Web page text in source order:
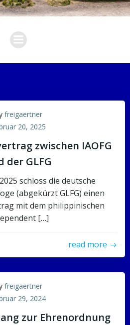
freigaertner
20, 2025
zwischen IAOFG
der GLFG
schloss die deutsche
(abgekürzt GLFG) einen
mit dem philippinischen
[…]
read more
freigaertner
29, 2024
zur Ehrenordnung